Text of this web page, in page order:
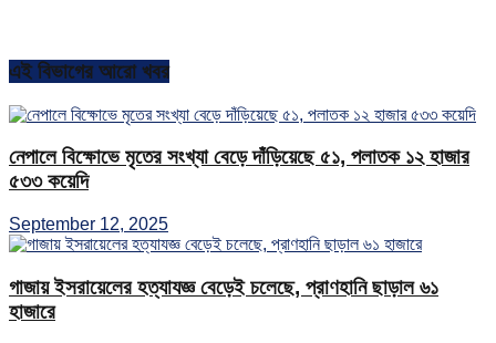
এই বিভাগের আরো খবর
নেপালে বিক্ষোভে মৃতের সংখ্যা বেড়ে দাঁড়িয়েছে ৫১, পলাতক ১২ হাজার
৫৩৩ কয়েদি
September 12, 2025
গাজায় ইসরায়েলের হত্যাযজ্ঞ বেড়েই চলেছে, প্রাণহানি ছাড়াল ৬১
হাজারে